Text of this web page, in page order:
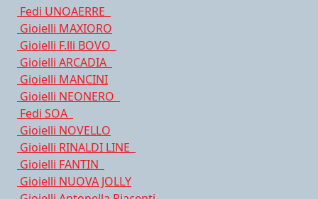
Fedi UNOAERRE
Gioielli MAXIORO
Gioielli F.lli BOVO
Gioielli ARCADIA
Gioielli MANCINI
Gioielli NEONERO
Fedi SOA
Gioielli NOVELLO
Gioielli RINALDI LINE
Gioielli FANTIN
Gioielli NUOVA JOLLY